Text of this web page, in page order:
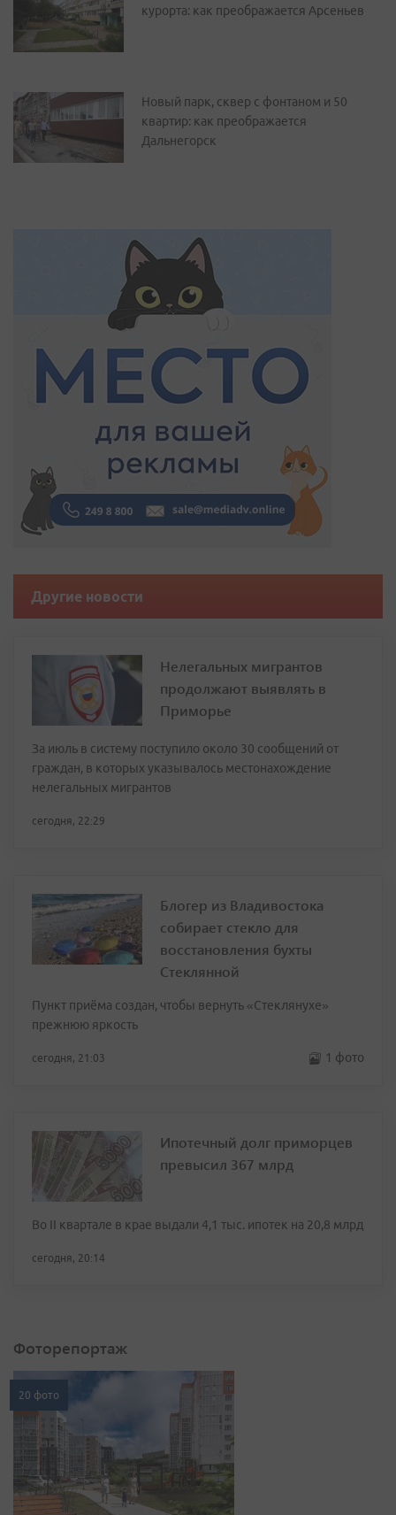
курорта: как преображается Арсеньев
Новый парк, сквер с фонтаном и 50
квартир: как преображается
Дальнегорск
Другие новости
Нелегальных мигрантов
продолжают выявлять в
Приморье
За июль в систему поступило около 30 сообщений от
граждан, в которых указывалось местонахождение
нелегальных мигрантов
сегодня, 22:29
Блогер из Владивостока
собирает стекло для
восстановления бухты
Стеклянной
Пункт приёма создан, чтобы вернуть «Стеклянухе»
прежнюю яркость
сегодня, 21:03 1 фото
Ипотечный долг приморцев
превысил 367 млрд
Во II квартале в крае выдали 4,1 тыс. ипотек на 20,8 млрд
сегодня, 20:14
Фоторепортаж
20 фото